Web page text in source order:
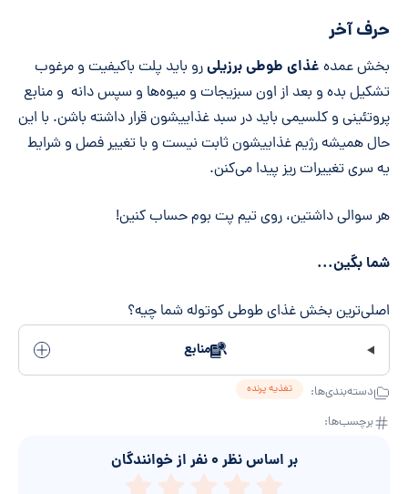
حرف آخر
بخش عمده غذای طوطی برزیلیرو باید پلت باکیفیت و مرغوب
تشکیل بده و بعد از اون سبزیجات و میوه‌ها و سپس دانه و منابع
پروتئینی و کلسیمی باید در سبد غذاییشون قرار داشته باشن. با این
حال همیشه رژیم غذاییشون ثابت نیست و با تغییر فصل و شرایط
یه سری تغییرات ریز پیدا می‌کنن.
هر سوالی داشتین، روی تیم پت بوم حساب کنین!
شما بگین...
اصلی‌ترین بخش غذای طوطی کوتوله شما چیه؟
منابع
دسته‌بندی‌ها: تغذیه پرنده
برچسب‌ها:
بر اساس نظر ۰ نفر از خوانندگان